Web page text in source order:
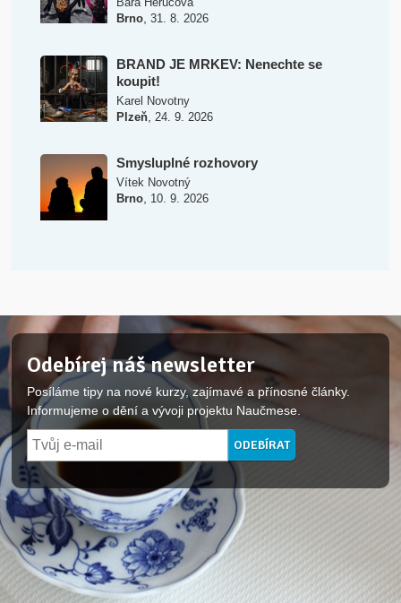
Brno, 31. 8. 2026
BRAND JE MRKEV: Nenechte se
koupit!
Karel Novotny
Plzeň, 24. 9. 2026
Smysluplné rozhovory
Vítek Novotný
Brno, 10. 9. 2026
Odebírej náš newsletter
Posíláme tipy na nové kurzy, zajímavé a přínosné články.
Informujeme o dění a vývoji projektu Naučmese.